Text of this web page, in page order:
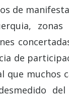
de
de
que muchos